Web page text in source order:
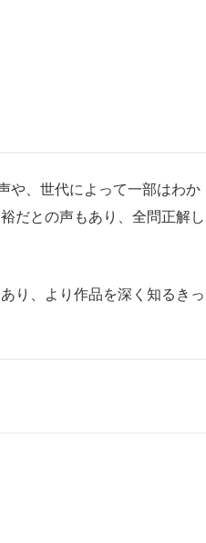
や、世代によって一部はわか
だとの声もあり、全問正解し
り、より作品を深く知るきっ